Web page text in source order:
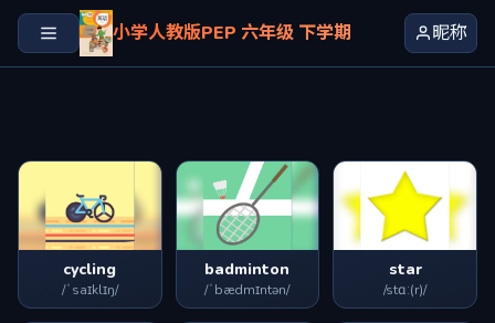
小学人教版PEP 六年级 下学期 昵称
cycling
/ˈsaɪklɪŋ/
badminton
/ˈbædmɪntən/
star
/stɑː(r)/